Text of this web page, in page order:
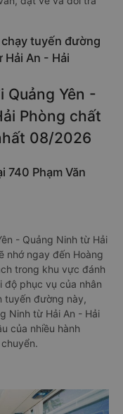
tuyến đường
Hải An - Hải
Quảng Yên -
Phòng chất
08/2026
740 Phạm Văn
- Quảng Ninh từ Hải
nhớ ngay đến Hoàng
trong khu vực đánh
phục vụ của nhân
tuyến đường này,
Ninh từ Hải An - Hải
của nhiều hành